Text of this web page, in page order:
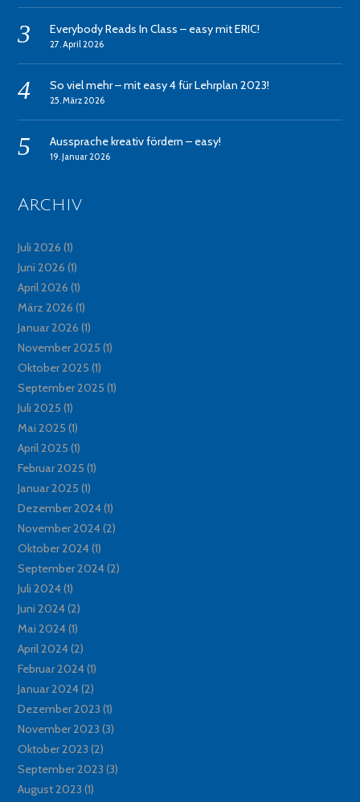
Everybody Reads In Class – easy mit ERIC!
27. April 2026
So viel mehr – mit easy 4 für Lehrplan 2023!
25. März 2026
Aussprache kreativ fördern – easy!
19. Januar 2026
Archiv
Juli 2026 (1)
Juni 2026 (1)
April 2026 (1)
März 2026 (1)
Januar 2026 (1)
November 2025 (1)
Oktober 2025 (1)
September 2025 (1)
Juli 2025 (1)
Mai 2025 (1)
April 2025 (1)
Februar 2025 (1)
Januar 2025 (1)
Dezember 2024(1)
November 2024(2)
Oktober 2024(1)
September 2024(2)
Juli 2024(1)
Juni 2024(2)
Mai 2024(1)
April 2024(2)
Februar 2024(1)
Januar 2024(2)
Dezember 2023 (1)
November 2023 (3)
Oktober 2023 (2)
September 2023 (3)
August 2023 (1)